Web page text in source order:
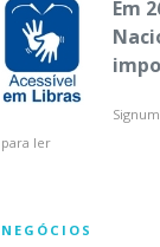
Em
para ler
NEGÓCIOS